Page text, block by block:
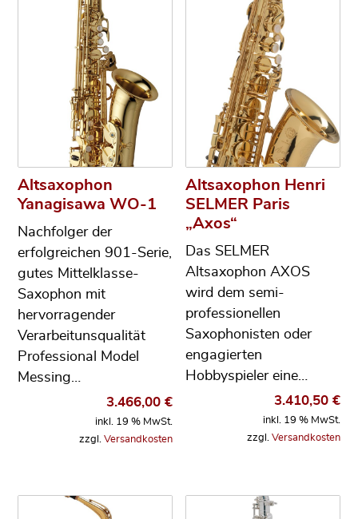
Altsaxophon
Yanagisawa WO-1
Nachfolger der
erfolgreichen 901-Serie,
gutes Mittelklasse-
Saxophon mit
hervorragender
Verarbeitunsqualität
Professional Model
Messing…
3.466,00 €
inkl. 19 % MwSt.
zzgl. Versandkosten
Altsaxophon Henri
SELMER Paris
„Axos“
Das SELMER
Altsaxophon AXOS
wird dem semi-
professionellen
Saxophonisten oder
engagierten
Hobbyspieler eine…
3.410,50 €
inkl. 19 % MwSt.
zzgl. Versandkosten